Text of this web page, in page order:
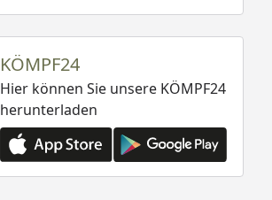
KÖMPF24
Hier können Sie unsere KÖMPF24
herunterladen